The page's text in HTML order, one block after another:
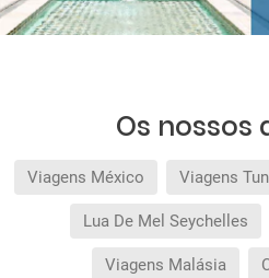
Os nossos
Viagens México Viagens
Lua De Mel Seychelles
Viagens Malásia